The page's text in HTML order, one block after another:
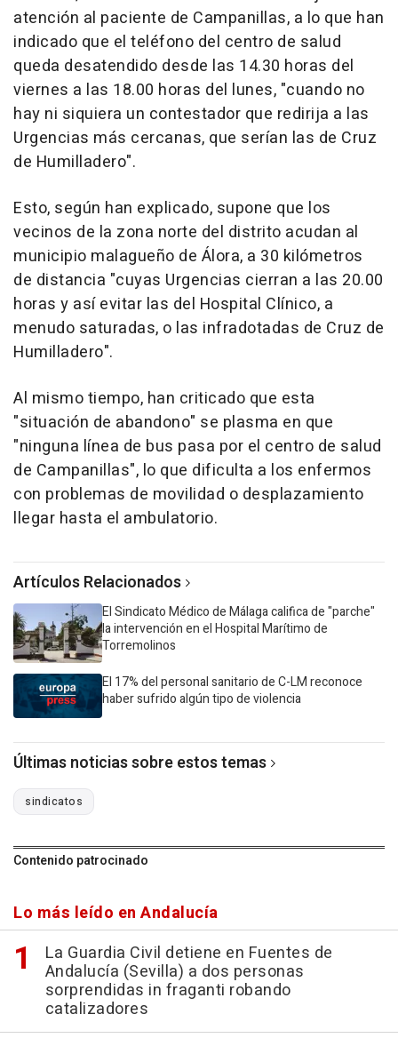
atención al paciente de Campanillas, a lo que han
indicado que el teléfono del centro de salud
queda desatendido desde las 14.30 horas del
viernes a las 18.00 horas del lunes, "cuando no
hay ni siquiera un contestador que redirija a las
Urgencias más cercanas, que serían las de Cruz
de Humilladero".
Esto, según han explicado, supone que los
vecinos de la zona norte del distrito acudan al
municipio malagueño de Álora, a 30 kilómetros
de distancia "cuyas Urgencias cierran a las 20.00
horas y así evitar las del Hospital Clínico, a
menudo saturadas, o las infradotadas de Cruz de
Humilladero".
Al mismo tiempo, han criticado que esta
"situación de abandono" se plasma en que
"ninguna línea de bus pasa por el centro de salud
de Campanillas", lo que dificulta a los enfermos
con problemas de movilidad o desplazamiento
llegar hasta el ambulatorio.
Artículos Relacionados
El Sindicato Médico de Málaga califica de "parche"
la intervención en el Hospital Marítimo de
Torremolinos
El 17% del personal sanitario de C-LM reconoce
haber sufrido algún tipo de violencia
Últimas noticias sobre estos temas
sindicatos
Contenido patrocinado
Lo más leído en Andalucía
La Guardia Civil detiene en Fuentes de
Andalucía (Sevilla) a dos personas
sorprendidas in fraganti robando
catalizadores